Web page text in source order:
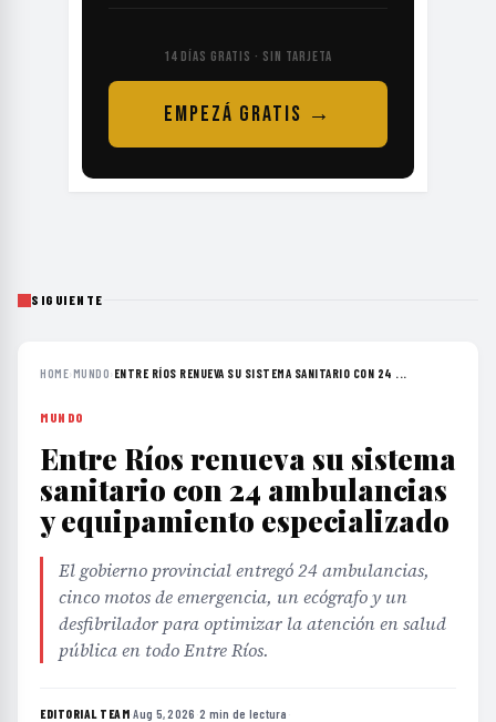
14 DÍAS GRATIS · SIN TARJETA
EMPEZÁ GRATIS →
SIGUIENTE
HOME›MUNDO› ENTRE RÍOS RENUEVA SU SISTEMA SANITARIO CON 24 ...
MUNDO
Entre Ríos renueva su sistema
sanitario con 24 ambulancias
y equipamiento especializado
El gobierno provincial entregó 24 ambulancias,
cinco motos de emergencia, un ecógrafo y un
desfibrilador para optimizar la atención en salud
pública en todo Entre Ríos.
EDITORIAL TEAM·Aug 5, 2026 ·2 min de lectura ·